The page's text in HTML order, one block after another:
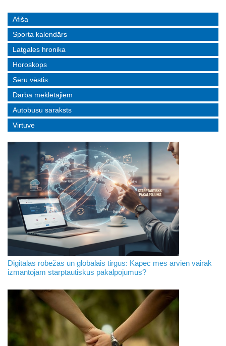
Afiša
Sporta kalendārs
Latgales hronika
Horoskops
Sēru vēstis
Darba meklētājiem
Autobusu saraksts
Virtuve
Digitālās robežas un globālais tirgus: Kāpēc mēs arvien vairāk
izmantojam starptautiskus pakalpojumus?